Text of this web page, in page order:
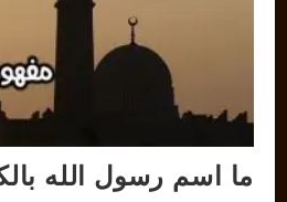
ما اسم رسول الله